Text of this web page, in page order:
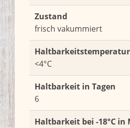
Zustand
frisch vakummiert
<4°C
Haltbarkeit in Tagen
6
Haltbarkeit bei -18°C in